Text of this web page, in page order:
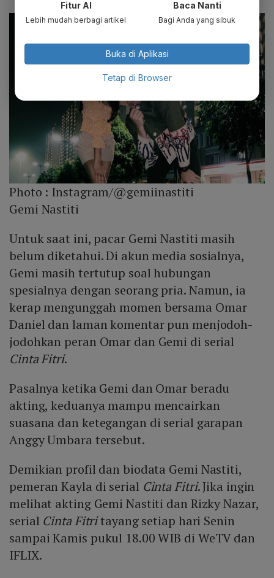
Photo : Instagram/@gemiinastiti
Gemi Nastiti
Untuk saat ini, pacar Gemi Nastiti masih
belum diketahui. Di akun media sosialnya,
Gemi masih tertutup soal hubungan
spesialnya dengan seorang pria. Namun, ia
kerap mengunggah momen bersama Omar
Daniel dan laman komentar pun menjodoh-
jodohkan peran Omar dan Gemi di serial
Cinta Fitri.
Pasalnya ketika Gemi dan Omar beradu
akting, keduanya mampu mencairkan
suasana dan ketegangan di serial garapan
Anggy Umbara tersebut.
Demikian profil dan biodata Gemi Nastiti,
pemeran Kayla di serial Cinta Fitri. Jika ingin
melihat akting Gemi Nastiti dan Rizky Nazar,
serial Cinta Fitritayang setiap hari Senin
sampai Kamis pukul 18.00 WIB di WeTV dan
IFLIX.
Fitur AI
Lebih mudah berbagi artikel
Baca Nanti
Bagi Anda yang sibuk
Buka di Aplikasi
Tetap di Browser